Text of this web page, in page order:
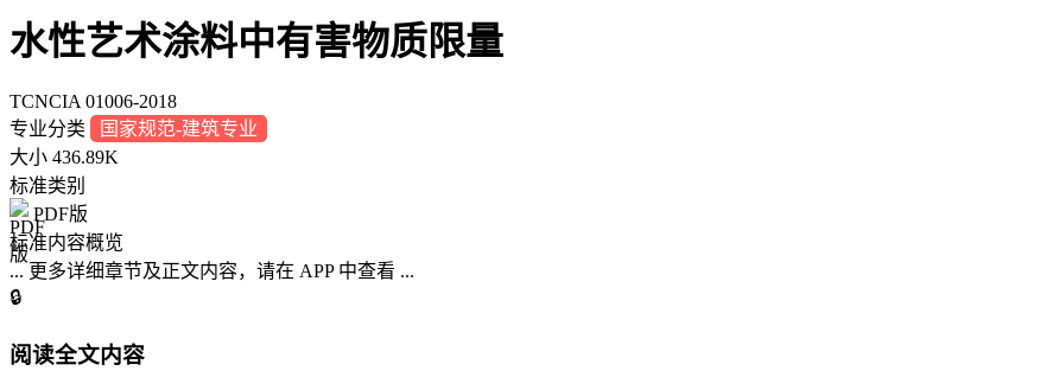
水性艺术涂料中有害物质限量
TCNCIA 01006-2018
专业分类
国家规范-建筑专业
大小 436.89K
标准类别
PDF版
标准内容概览
... 更多详细章节及正文内容，请在 APP 中查看 ...
🔒
阅读全文内容